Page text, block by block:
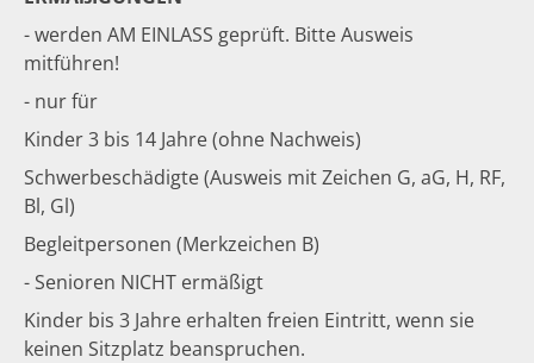
- werden AM EINLASS geprüft. Bitte Ausweis
mitführen!
- nur für
Kinder 3 bis 14 Jahre (ohne Nachweis)
Schwerbeschädigte (Ausweis mit Zeichen G, aG, H, RF,
Bl, Gl)
Begleitpersonen (Merkzeichen B)
- Senioren NICHT ermäßigt
Kinder bis 3 Jahre erhalten freien Eintritt, wenn sie
keinen Sitzplatz beanspruchen.